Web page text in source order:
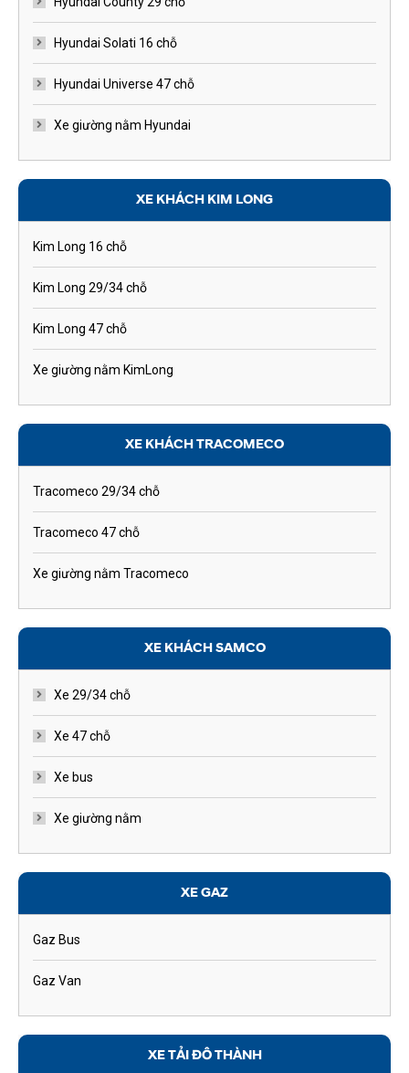
Hyundai Solati 16 chỗ
Hyundai Universe 47 chỗ
Xe giường nằm Hyundai
XE KHÁCH KIM LONG
Kim Long 16 chỗ
Kim Long 29/34 chỗ
Kim Long 47 chỗ
Xe giường nằm KimLong
XE KHÁCH TRACOMECO
Tracomeco 29/34 chỗ
Tracomeco 47 chỗ
Xe giường nằm Tracomeco
XE KHÁCH SAMCO
Xe 29/34 chỗ
Xe 47 chỗ
Xe bus
Xe giường nằm
XE GAZ
Gaz Bus
Gaz Van
XE TẢI ĐÔ THÀNH